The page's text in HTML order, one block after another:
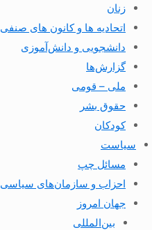
زنان
اتحادیه ها و کانون های صنفی
دانشجویی و دانش‌آموزی
گزارش‌ها
ملی – قومی
حقوق بشر
کودکان
سیاست
مسائل چپ
احزاب و سازمان‌های سیاسی
جهان امروز
بین‌المللی